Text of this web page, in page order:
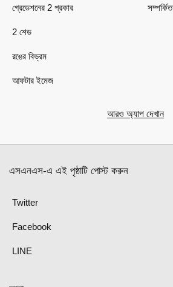
গ্রেডেশনের 2 প্রকার
2 শেড
রঙের বিভ্রম
আফটার ইমেজ
সম্পর্কিত
আরও অ্যাপ দেখান
এসএনএস-এ এই পৃষ্ঠাটি পোস্ট করুন
Twitter
Facebook
LINE